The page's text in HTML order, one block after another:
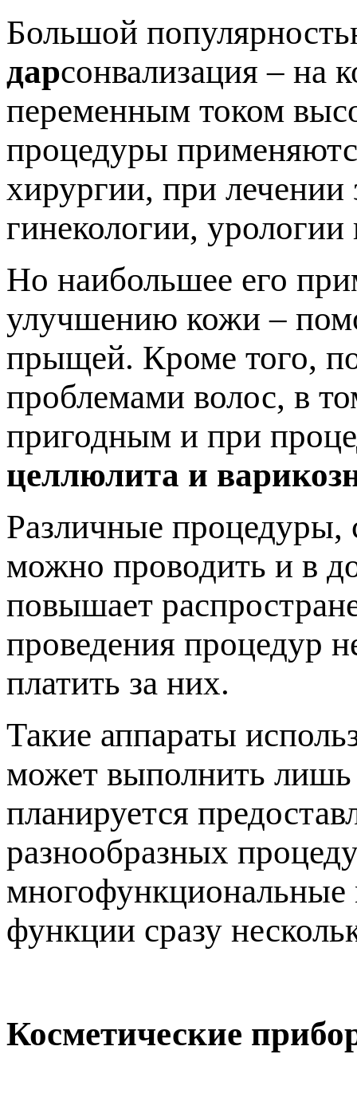
Большой
дарсонвализация – на
переменным током
процедуры
хирургии, при лечении
гинекологии, урологии
Но наибольшее его
улучшению кожи –
прыщей. Кроме того,
проблемами волос, в
пригодным и при
целлюлита и
Различные процедуры,
можно проводить и в
повышает
проведения процедур
платить за них.
Такие аппараты
может выполнить
планируется
разнообразных
многофункциональные
функции сразу
Косметические